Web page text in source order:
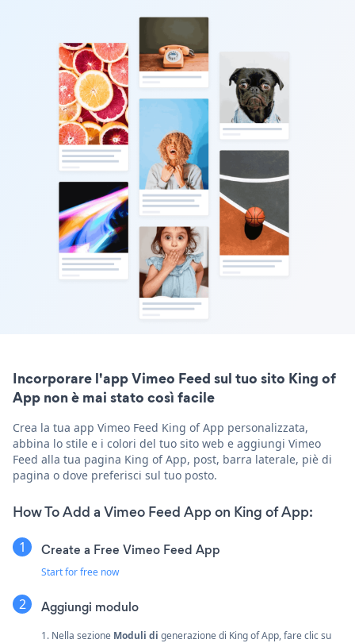
Incorporare l'app Vimeo Feed sul tuo sito King of
App non è mai stato così facile
Crea la tua app Vimeo Feed King of App personalizzata,
abbina lo stile e i colori del tuo sito web e aggiungi Vimeo
Feed alla tua pagina King of App, post, barra laterale, piè di
pagina o dove preferisci sul tuo posto.
How To Add a Vimeo Feed App on King of App:
Create a Free Vimeo Feed App
Start for free now
Aggiungi modulo
1. Nella sezione Moduli di generazione di King of App, fare clic su